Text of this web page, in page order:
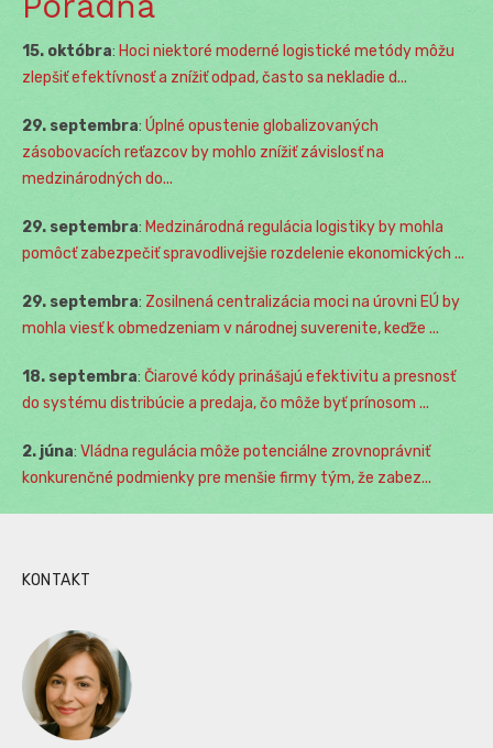
15. októbra: Hoci niektoré moderné logistické metódy môžu
zlepšiť efektívnosť a znížiť odpad, často sa nekladie d...
29. septembra: Úplné opustenie globalizovaných
zásobovacích reťazcov by mohlo znížiť závislosť na
medzinárodných do...
29. septembra: Medzinárodná regulácia logistiky by mohla
pomôcť zabezpečiť spravodlivejšie rozdelenie ekonomických ...
29. septembra: Zosilnená centralizácia moci na úrovni EÚ by
mohla viesť k obmedzeniam v národnej suverenite, keďže ...
18. septembra: Čiarové kódy prinášajú efektivitu a presnosť
do systému distribúcie a predaja, čo môže byť prínosom ...
2. júna: Vládna regulácia môže potenciálne zrovnoprávniť
konkurenčné podmienky pre menšie firmy tým, že zabez...
KONTAKT